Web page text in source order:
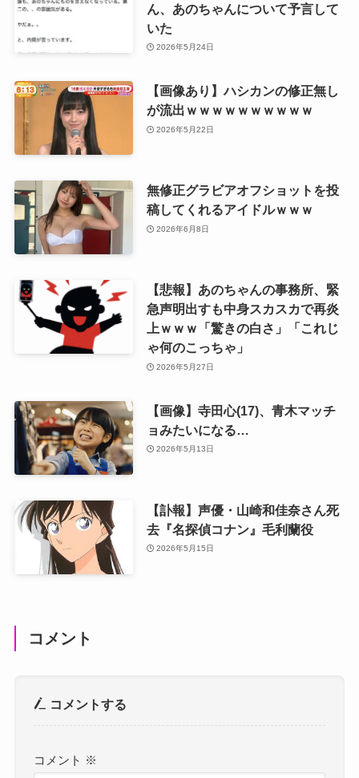
ん、あのちゃんについて予言して
いた
2026年5月24日
【画像あり】ハシカンの修正無し
が流出ｗｗｗｗｗｗｗｗｗｗ
2026年5月22日
無修正グラビアオフショットを投
稿してくれるアイドルｗｗｗ
2026年6月8日
【悲報】あのちゃんの事務所、緊
急声明出すも中身スカスカで再炎
上ｗｗｗ「驚きの白さ」「これじ
ゃ何のこっちゃ」
2026年5月27日
【画像】寺田心(17)、青木マッチ
ョみたいになる…
2026年5月13日
【訃報】声優・山崎和佳奈さん死
去『名探偵コナン』毛利蘭役
2026年5月15日
コメント
コメントする
コメント ※